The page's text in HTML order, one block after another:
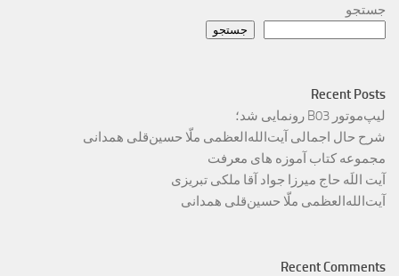
جستجو
جستجو
Recent Posts
لیپ‌موتور B03 رونمایی شد؛
شرح حال اجمالی آیت‌الله‌العظمی ملّا حسین‌قلی همدانی
مجموعه کتاب آموزه های معرفت
آیت اللَه حاج میرزا جواد آقا ملکی تبریزی
آیت‌الله‌العظمی ملّا حسین‌قلی همدانی
Recent Comments